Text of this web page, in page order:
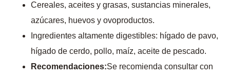
Cereales, aceites y grasas, sustancias minerales,
azúcares, huevos y ovoproductos.
Ingredientes altamente digestibles: hígado de pavo,
hígado de cerdo, pollo, maíz, aceite de pescado.
Recomendaciones:Se recomienda consultar con